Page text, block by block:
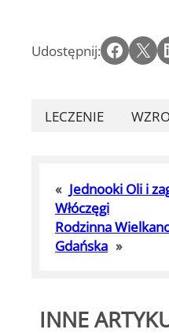
Udostępnij: Share on Facebook Email this Page Share
LECZENIE
« Jednooki Oli i
Włóczęgi
Rodzinna
Gdańska »
INNE